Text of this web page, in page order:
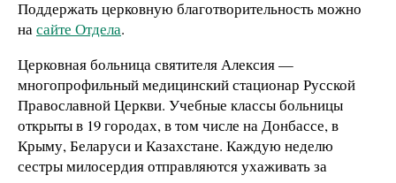
Поддержать церковную благотворительность можно
насайте Отдела.
Церковная больница святителя Алексия —
многопрофильный медицинский стационар Русской
Православной Церкви. Учебные классы больницы
открыты в 19 городах, в том числе на Донбассе, в
Крыму, Беларуси и Казахстане. Каждую неделю
сестры милосердия отправляются ухаживать за